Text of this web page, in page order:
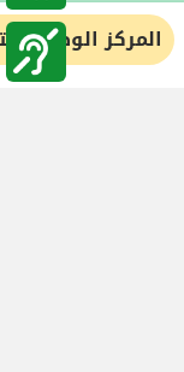
المركز الوطني